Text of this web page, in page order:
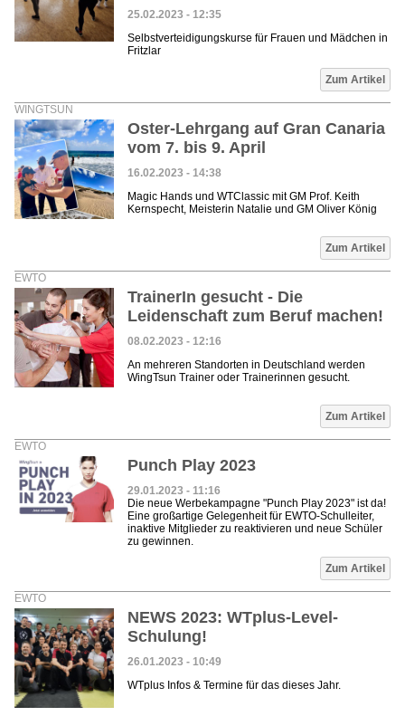
25.02.2023 - 12:35
Selbstverteidigungskurse für Frauen und Mädchen in
Fritzlar
Zum Artikel
WINGTSUN
Oster-Lehrgang auf Gran Canaria
vom 7. bis 9. April
16.02.2023 - 14:38
Magic Hands und WTClassic mit GM Prof. Keith
Kernspecht, Meisterin Natalie und GM Oliver König
Zum Artikel
EWTO
TrainerIn gesucht - Die
Leidenschaft zum Beruf machen!
08.02.2023 - 12:16
An mehreren Standorten in Deutschland werden
WingTsun Trainer oder Trainerinnen gesucht.
Zum Artikel
EWTO
Punch Play 2023
29.01.2023 - 11:16
Die neue Werbekampagne "Punch Play 2023" ist da!
Eine großartige Gelegenheit für EWTO-Schulleiter,
inaktive Mitglieder zu reaktivieren und neue Schüler
zu gewinnen.
Zum Artikel
EWTO
NEWS 2023: WTplus-Level-
Schulung!
26.01.2023 - 10:49
WTplus Infos & Termine für das dieses Jahr.